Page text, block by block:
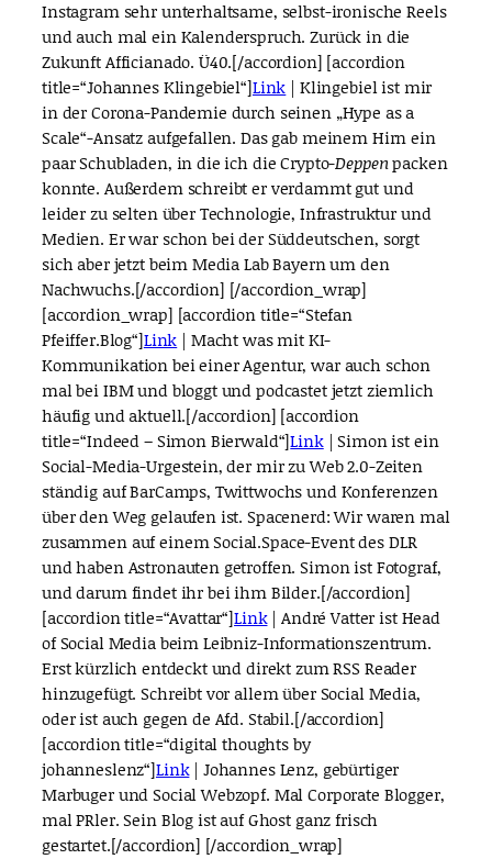
Instagram sehr unterhaltsame, selbst-ironische Reels
und auch mal ein Kalenderspruch. Zurück in die
Zukunft Afficianado. Ü40.[/accordion] [accordion
title=“Johannes Klingebiel“]Link | Klingebiel ist mir
in der Corona-Pandemie durch seinen „Hype as a
Scale“-Ansatz aufgefallen. Das gab meinem Hirn ein
paar Schubladen, in die ich die Crypto-Deppenpacken
konnte. Außerdem schreibt er verdammt gut und
leider zu selten über Technologie, Infrastruktur und
Medien. Er war schon bei der Süddeutschen, sorgt
sich aber jetzt beim Media Lab Bayern um den
Nachwuchs.[/accordion] [/accordion_wrap]
[accordion_wrap] [accordion title=“Stefan
Pfeiffer.Blog“]Link | Macht was mit KI-
Kommunikation bei einer Agentur, war auch schon
mal bei IBM und bloggt und podcastet jetzt ziemlich
häufig und aktuell.[/accordion] [accordion
title=“Indeed – Simon Bierwald“]Link| Simon ist ein
Social-Media-Urgestein, der mir zu Web 2.0-Zeiten
ständig auf BarCamps, Twittwochs und Konferenzen
über den Weg gelaufen ist. Spacenerd: Wir waren mal
zusammen auf einem Social.Space-Event des DLR
und haben Astronauten getroffen. Simon ist Fotograf,
und darum findet ihr bei ihm Bilder.[/accordion]
[accordion title=“Avattar“]Link| André Vatter ist Head
of Social Media beim Leibniz-Informationszentrum.
Erstkürzlichentdeckt und direkt zum RSS Reader
hinzugefügt. Schreibt vor allem über Social Media,
oder ist auch gegen de Afd. Stabil.[/accordion]
[accordion title=“digital thoughts by
johanneslenz“]Link| Johannes Lenz, gebürtiger
Marbuger und Social Webzopf. Mal Corporate Blogger,
mal PRler. Sein Blog ist auf Ghost ganz frisch
gestartet.[/accordion] [/accordion_wrap]